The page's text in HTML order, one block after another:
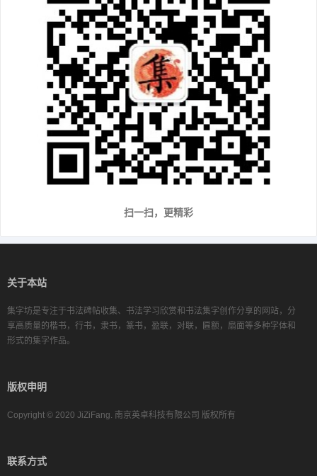
扫一扫，更精彩
关于本站
集字坊是专注于书法碑帖收集、书法学习欣赏和书法集字创作分享的网站，分
享高质量的楷书，行书，隶书，篆书，盈联，对联，匾额，扇面等多种字体和
形式的集字作品。
版权申明
Copyright © 2020 JiZiFang. 南京英卓科技有限公司 版权所有
联系方式